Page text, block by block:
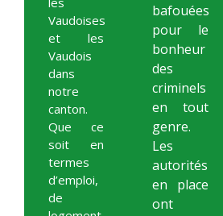
Vaudoises
et les
Vaudois
dans
notre
canton.
Que ce
soit en
termes
d’emploi,
de
bafouées
pour le
bonheur
des
criminels
en tout
genre.
Les
autorités
en place
ont